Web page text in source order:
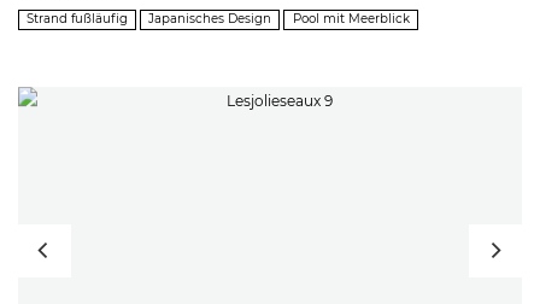
Strand fußläufig Japanisches Design Pool mit Meerblick